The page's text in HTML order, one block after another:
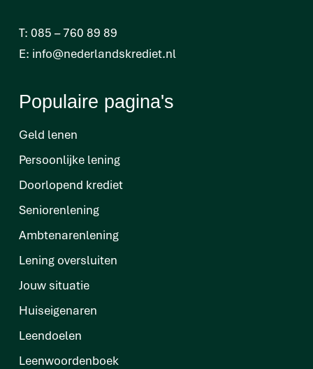
T: 085 – 760 89 89
E: info@nederlandskrediet.nl
Populaire pagina's
Geld lenen
Persoonlijke lening
Doorlopend krediet
Seniorenlening
Ambtenarenlening
Lening oversluiten
Jouw situatie
Huiseigenaren
Leendoelen
Leenwoordenboek